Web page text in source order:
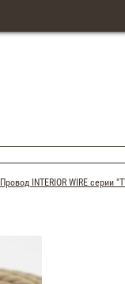
Провод INTERIOR WIRE серии